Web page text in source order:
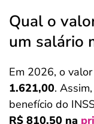
Qual o
um salário
Em 2026, o
1.621,00.
benefício do
R$ 810,50 na